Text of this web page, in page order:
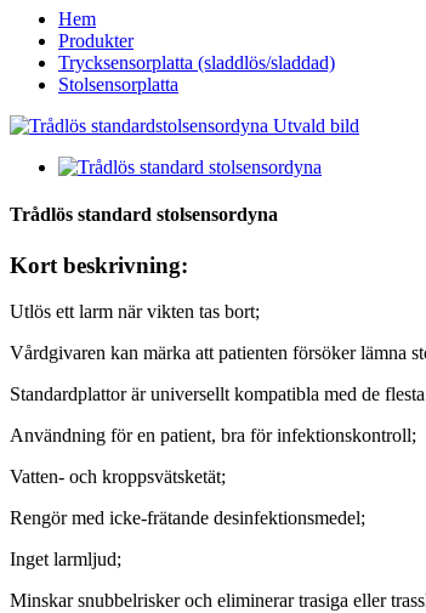
Hem
Produkter
Trycksensorplatta (sladdlös/sladdad)
Stolsensorplatta
Trådlös standard stolsensordyna
Kort beskrivning:
Utlös ett larm när vikten tas bort;
Vårdgivaren kan märka att patienten försöker lämna
Standardplattor är universellt kompatibla med de
Användning för en patient, bra för infektionskontroll;
Vatten- och kroppsvätsketät;
Rengör med icke-frätande desinfektionsmedel;
Inget larmljud;
Minskar snubbelrisker och eliminerar trasiga eller